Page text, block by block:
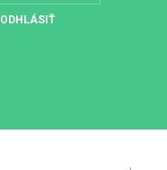
ODHLÁSIŤ